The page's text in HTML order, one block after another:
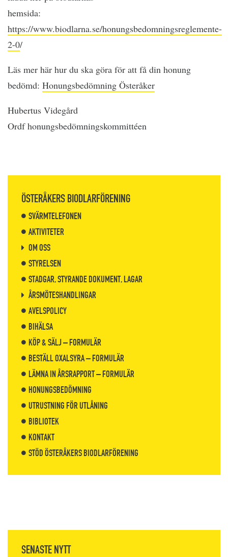
hemsida:
https://www.biodlarna.se/honungsbedomningsreglemente-
2-0/
Läs mer här hur du ska göra för att få din honung
bedömd: Honungsbedömning Österåker
Hubertus Videgård
Ordf honungsbedömningskommittéen
ÖSTERÅKERS BIODLARFÖRENING
SVÄRMTELEFONEN
AKTIVITETER
OM OSS
STYRELSEN
STADGAR, STYRANDE DOKUMENT, LAGAR
ÅRSMÖTESHANDLINGAR
AVELSPOLICY
BIHÄLSA
KÖP & SÄLJ – FORMULÄR
BESTÄLL OXALSYRA – FORMULÄR
LÄMNA IN ÅRSRAPPORT – FORMULÄR
HONUNGSBEDÖMNING
UTRUSTNING FÖR UTLÅNING
BIBLIOTEK
KONTAKT
STÖD ÖSTERÅKERS BIODLARFÖRENING
SENASTE NYTT